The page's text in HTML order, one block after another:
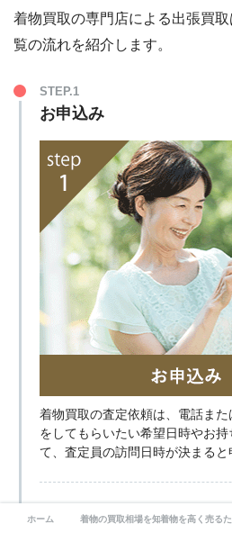
着物買取の専門店による出張買
覧の流れを紹介します。
STEP.1
お申込み
着物買取の査定依頼は、電話ま
をしてもらいたい希望日時やお
て、査定員の訪問日時が決まると
STEP.2
ホーム 着物の買取相場を知る着物を高く売る